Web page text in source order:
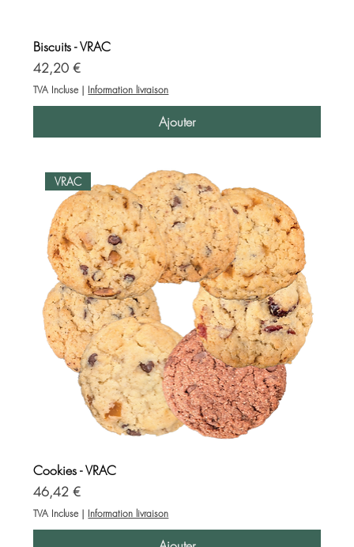
Biscuits - VRAC
Prix
42,20 €
TVA Incluse | Information livraison
Ajouter
VRAC
Cookies - VRAC
Prix
46,42 €
TVA Incluse | Information livraison